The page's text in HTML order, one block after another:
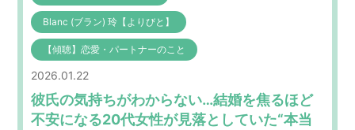
Blanc (ブラン) 玲【よりびと】
【傾聴】恋愛・パートナーのこと
2026.01.22
彼氏の気持ちがわからない…結婚を焦るほど
不安になる20代女性が見落としていた“本当